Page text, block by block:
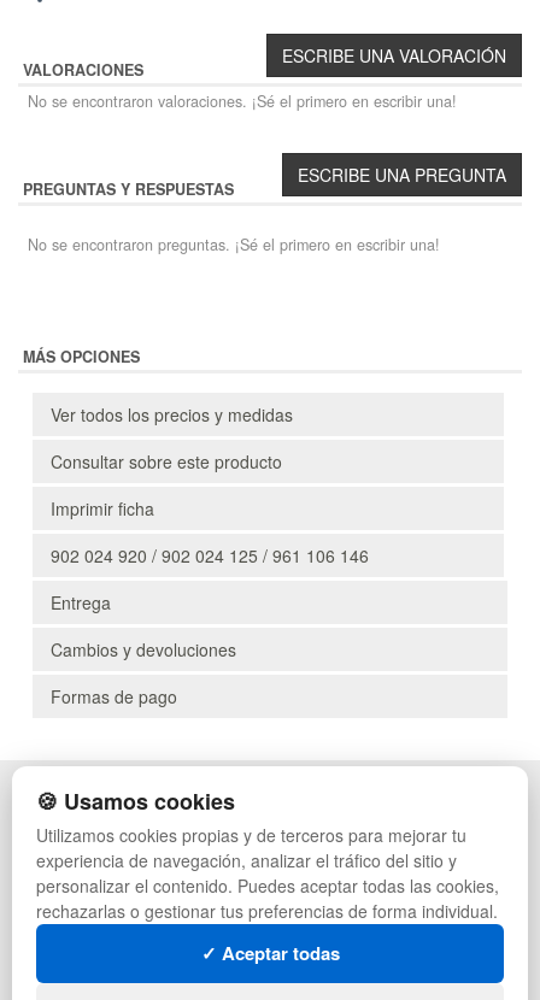
VALORACIONES
No se encontraron valoraciones. ¡Sé el primero en escribir una!
PREGUNTAS Y RESPUESTAS
No se encontraron preguntas. ¡Sé el primero en escribir una!
MÁS OPCIONES
Ver todos los precios y medidas
Consultar sobre este producto
Imprimir ficha
902 024 920 / 902 024 125 / 961 106 146
Entrega
Cambios y devoluciones
Formas de pago
POLÍTICA DE PRIVACIDAD
CONDICIONES DE USO
CAMBIOS Y DEVOLUCIONES
CONTACTO
QUIENES SOMOS
MAPA WEB
PREGUNTAS FRECUENTES
PALETS DE PLÁSTICO
MANUTENCIÓN
GESTIÓN DE RESIDUOS
PALETS
CONTENEDORES DE PLÁSTICO
LIQUIDACIÓN Y SOBRANTES
🍪 Usamos cookies
Utilizamos cookies propias y de terceros para mejorar tu
experiencia de navegación, analizar el tráfico del sitio y
personalizar el contenido. Puedes aceptar todas las cookies,
rechazarlas o gestionar tus preferencias de forma individual.
✓ Aceptar todas